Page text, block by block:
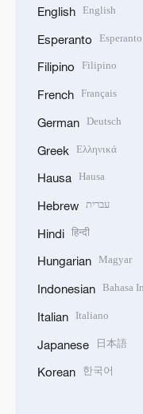
English English
Esperanto Esperanto
Filipino Filipino
French Français
German Deutsch
Greek Ελληνικά
Hausa Hausa
Hebrew עברית
Hindi हिन्दी
Hungarian Magyar
Indonesian Bahasa
Italian Italiano
Japanese 日本語
Korean 한국어